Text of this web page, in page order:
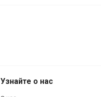
Узнайте о нас